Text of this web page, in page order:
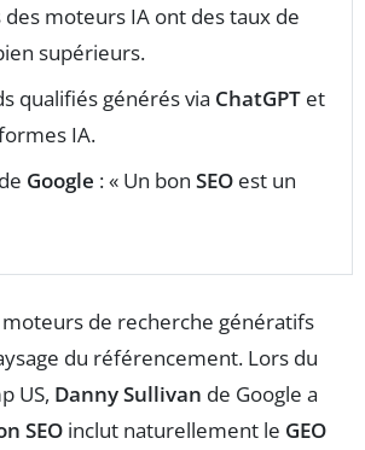
des moteurs IA ont des taux de
supérieurs.
qualifiés générés via ChatGPT et
IA.
Google : « Un bon SEO est un
moteurs de recherche génératifs
du référencement. Lors du
US, Danny Sullivan de Google a
SEO inclut naturellement le GEO